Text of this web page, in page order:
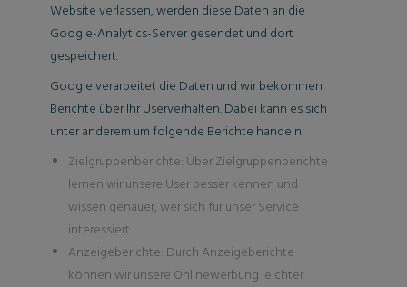
Website verlassen, werden diese Daten an die
Google-Analytics-Server gesendet und dort
gespeichert.
Google verarbeitet die Daten und wir bekommen
Berichte über Ihr Userverhalten. Dabei kann es sich
unter anderem um folgende Berichte handeln:
Zielgruppenberichte: Über Zielgruppenberichte
lernen wir unsere User besser kennen und
wissen genauer, wer sich für unser Service
interessiert.
Anzeigeberichte: Durch Anzeigeberichte
können wir unsere Onlinewerbung leichter